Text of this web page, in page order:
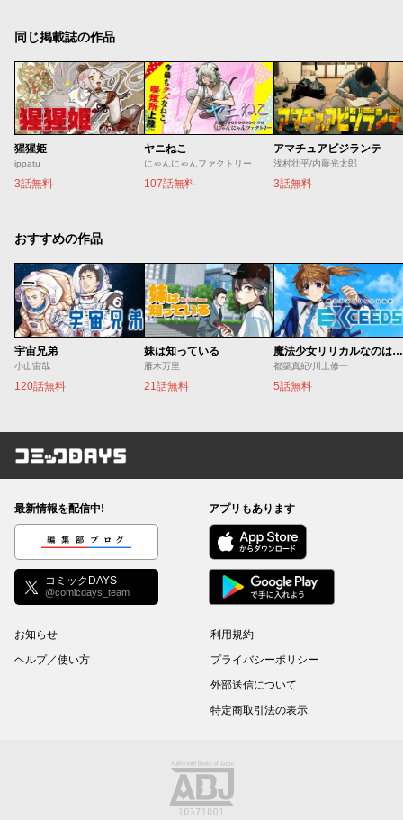
同じ掲載誌の作品
猩猩姫
ippatu
3話無料
ヤニねこ
にゃんにゃんファクトリー
107話無料
アマチュアビジランテ
浅村壮平/内藤光太郎
3話無料
おすすめの作品
宇宙兄弟
小山宙哉
120話無料
妹は知っている
雁木万里
21話無料
魔法少女リリカルなのは EXCEEDS
都築真紀/川上修一
5話無料
コミックDAYS
最新情報を配信中!
編集部ブログ
コミックDAYS
@comicdays_team
アプリもあります
お知らせ
ヘルプ／使い方
利用規約
プライバシーポリシー
外部送信について
特定商取引法の表示